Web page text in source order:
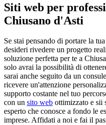
Siti web per
Chiusano d'Asti
Se stai pensando di portare la
desideri rivedere un progetto
soluzione perfetta per te a
solo avrai la possibilità di
sarai anche seguito da un
ricevere un'attenzione
supporto costante nel tuo
con un sito web ottimizzato e sii
esperto che conosce a fondo le
imprese. Affidati a noi e fai il